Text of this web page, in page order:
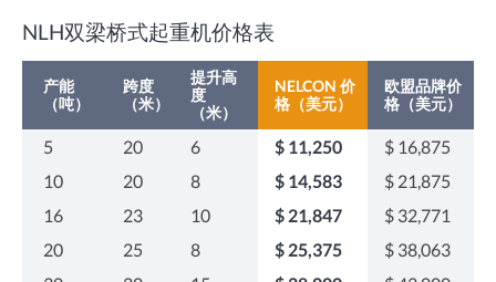
NLH双梁桥式起重机价格表
产能
（吨）
跨度
（米）
提升高
度
（米）
NELCON 价
格（美元）
欧盟品牌价
格（美元）
5 20 6 $ 11,250
$ 16,875
10
20 8 $ 14,583
$ 21,875
16
23 10 $ 21,847
$ 32,771
20
25 8 $ 25,375
$ 38,063